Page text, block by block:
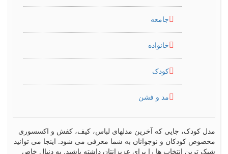
جامعه
خانواده
کودک
مد و فشن
مدل کودک، جایی که آخرین مدلهای لباس، کیف، کفش و اکسسوری
مخصوص کودکان و نوجوانان به شما معرفی می شود. اینجا می توانید
شیک ترین انتخاب ها را برای عزیزانتان داشته باشید. به دنبال خاص